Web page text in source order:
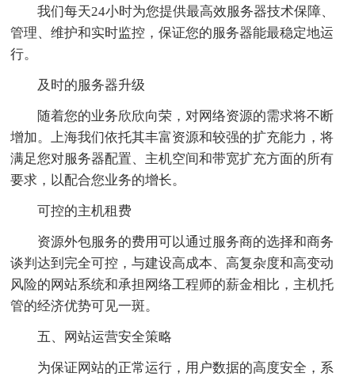
我们每天24小时为您提供最高效服务器技术保障、
管理、维护和实时监控，保证您的服务器能最稳定地运
行。
及时的服务器升级
随着您的业务欣欣向荣，对网络资源的需求将不断
增加。上海我们依托其丰富资源和较强的扩充能力，将
满足您对服务器配置、主机空间和带宽扩充方面的所有
要求，以配合您业务的增长。
可控的主机租费
资源外包服务的费用可以通过服务商的选择和商务
谈判达到完全可控，与建设高成本、高复杂度和高变动
风险的网站系统和承担网络工程师的薪金相比，主机托
管的经济优势可见一斑。
五、网站运营安全策略
为保证网站的正常运行，用户数据的高度安全，系